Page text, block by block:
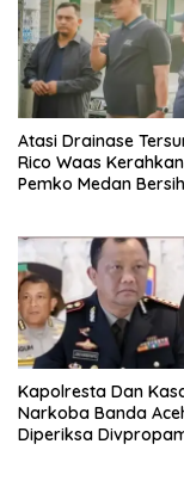
Atasi Drainase
Rico Waas
Pemko Medan
Kapolresta Dan
Narkoba Banda
Diperiksa